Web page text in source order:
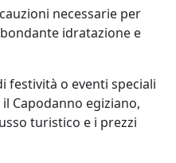
necessarie per
idratazione e
festività o eventi speciali
Capodanno egiziano,
turistico e i prezzi